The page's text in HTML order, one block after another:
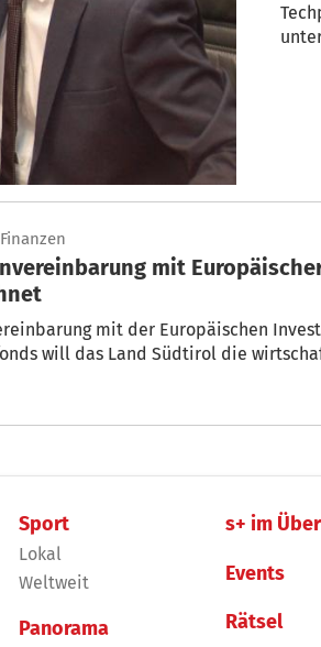
Finanzen
mit der Europäischen
will das Land Südtirol die
Sport
Lokal
Weltweit
Panorama
s+ im
Events
Rätsel